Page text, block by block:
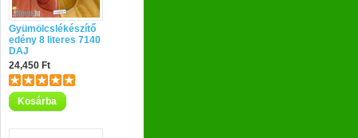
Gyümölcslékészítő
edény 8 literes 7140
DAJ
24,450 Ft
Kosárba